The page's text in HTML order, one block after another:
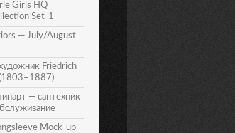
Girls HQ
Set-1
— July/August
Friedrich
— сантехник
Mock-up